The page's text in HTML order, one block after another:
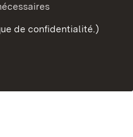
de confidentialité.)